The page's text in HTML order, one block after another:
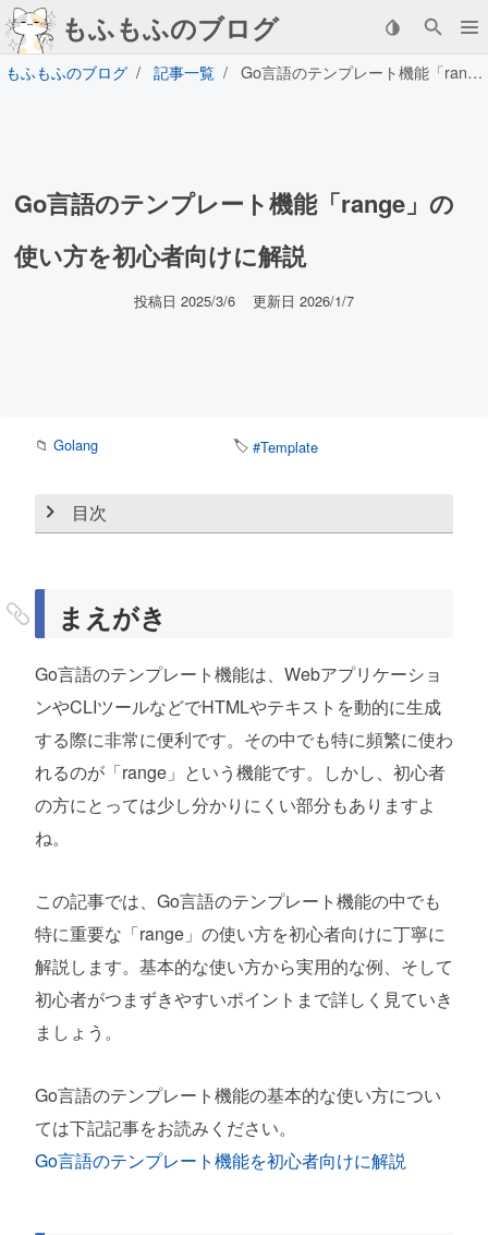
もふもふのブログ
もふもふのブログ 記事一覧 Go言語のテンプレート機能「range」の使い方を初心者向けに解説
Go言語のテンプレート機能「range」の
使い方を初心者向けに解説
投稿日 2025/3/6 更新日 2026/1/7
📁 Golang 🏷️ #Template
目次
Goテンプレートのrangeとは？基本的な使い方
を理解しよう
Goテンプレートのrangeを実用的に使うための
書き方例
Goテンプレートのrangeを使うメリットとは？
Goテンプレートのrangeを使う際の注意点と初
2. 空の配列やマップを処理する場合
3. インデックスを取得したい場合
各解説のプログラム全体
実用的な使い方（構造体のスライス）
実用的な使い方（マップの例）
まえがき
Go言語のテンプレート機能は、Webアプリケーショ
ンやCLIツールなどでHTMLやテキストを動的に生成
する際に非常に便利です。その中でも特に頻繁に使わ
れるのが「range」という機能です。しかし、初心者
の方にとっては少し分かりにくい部分もありますよ
ね。
この記事では、Go言語のテンプレート機能の中でも
特に重要な「range」の使い方を初心者向けに丁寧に
解説します。基本的な使い方から実用的な例、そして
初心者がつまずきやすいポイントまで詳しく見ていき
ましょう。
Go言語のテンプレート機能の基本的な使い方につい
ては下記記事をお読みください。
Go言語のテンプレート機能を初心者向けに解説